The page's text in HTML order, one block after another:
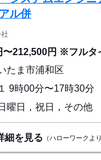
を最大限に活用し、今後
募集案件の情報を頂いてお
し、皆様にご活躍頂ける
る案件が見つかります。
／OpenCOBOL ※上
ルをヒアリングした後、
、PL/１、AS400/RPG、
る方 【歓迎】 言語問わす
案件も豊富にございます
ブランク不問】 約7年間
アとして実際に活躍中で
みたい」だけでも大丈夫
。
詳しい募
応募する
しずか
関連
集案件の情報を頂いてお
スし、皆様にご活躍頂ける
日々全力で取り組んでいま
する案件が見つかります。
プン系システム開発業務と
通信・金融・製造・エネ
界は様々！ 上流から下流工
せします。 ■具体的には…
フコン） 環境：COBOLま
／OpenCOBOL ※上
ルをヒアリングした後、
ていただきます！
、PL/１、AS400/RPG、
る方 【歓迎】 言語問わす
、VB、Java、SQL、
発案件も豊富にございます
【ブランク不問】 約7年間
ニアとして実際に活躍中で
てみたい」だけでも大丈夫
ル併
たま市浦和区
9時00分〜17時30分
曜日，祝日，その他
細を見る （ハローワークよ